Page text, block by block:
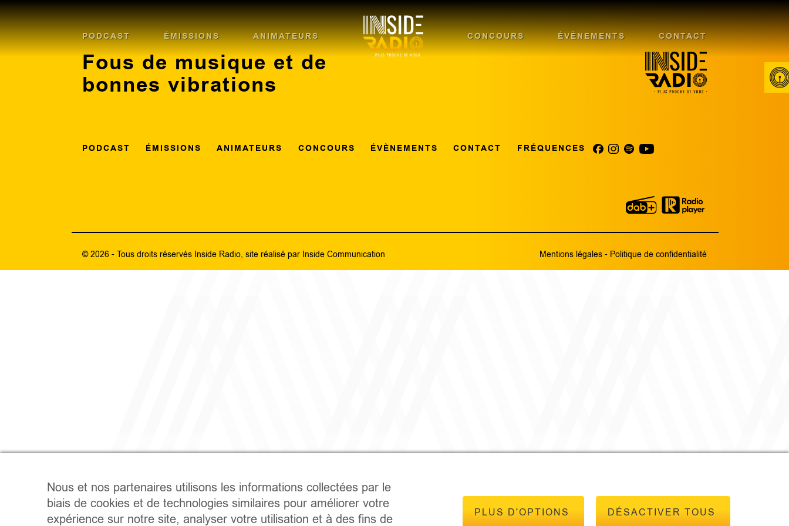
PODCAST ÉMISSIONS ANIMATEURS CONCOURS ÉVÈNEMENTS CONTACT
Fous de musique et de
bonnes vibrations
PODCAST ÉMISSIONS ANIMATEURS CONCOURS ÉVÈNEMENTS CONTACT FRÉQUENCES
© 2026 - Tous droits réservés Inside Radio, site réalisé par Inside Communication Mentions légales - Politique de confidentialité
Nous et nos partenaires utilisons les informations collectées par le
biais de cookies et de technologies similaires pour améliorer votre
expérience sur notre site, analyser votre utilisation et à des fins de
PLUS D'OPTIONS DÉSACTIVER TOUS